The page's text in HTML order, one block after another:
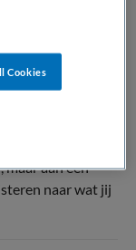
aan een
naar wat jij
Cookies